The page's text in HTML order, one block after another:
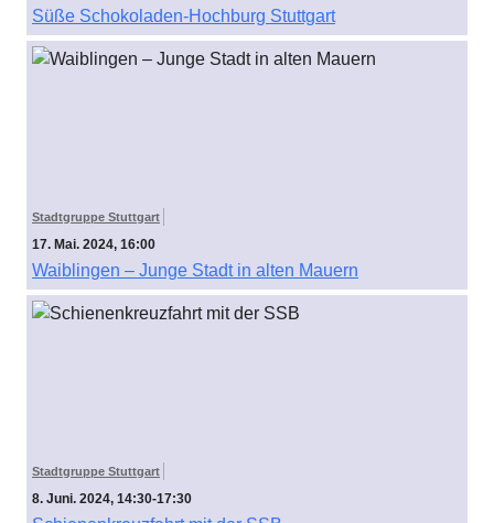
Süße Schokoladen-Hochburg Stuttgart
Stadtgruppe Stuttgart
17. Mai. 2024, 16:00
Waiblingen – Junge Stadt in alten Mauern
Stadtgruppe Stuttgart
8. Juni. 2024, 14:30-17:30